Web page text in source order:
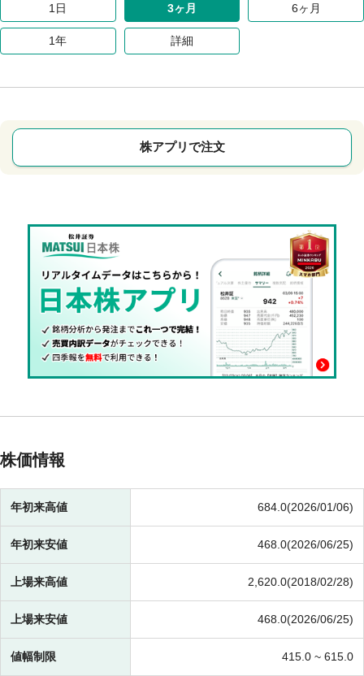
1日 3ヶ月 6ヶ月
1年 詳細
株アプリで注文
株価情報
年初来高値 684.0(2026/01/06)
年初来安値 468.0(2026/06/25)
上場来高値 2,620.0(2018/02/28)
上場来安値 468.0(2026/06/25)
値幅制限 415.0 ~ 615.0